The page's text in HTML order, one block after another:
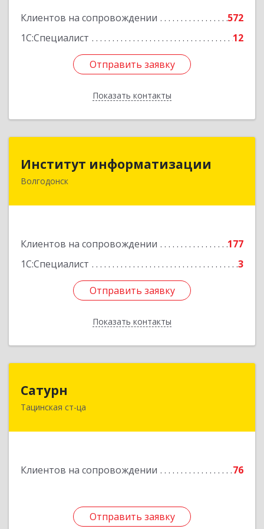
Клиентов на сопровождении
572
1С:Специалист
12
Отправить заявку
Показать контакты
Отправить заявку
Назад
Институт информатизации
Волгодонск
Клиентов на сопровождении
177
1С:Специалист
3
Отправить заявку
Показать контакты
Институт информатизации
347383, Ростовская обл, Волгодонск г, Маршала
Отправить заявку
Назад
Сатурн
Тацинская ст-ца
Клиентов на сопровождении 76
Отправить заявку
347060, Ростовская область, Тацинский район,
Отправить заявку